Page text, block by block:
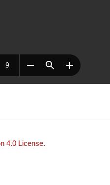
4.0 License.